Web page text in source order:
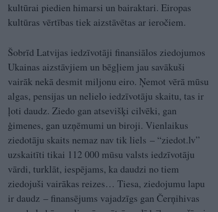
kultūrai piedien himarsi un bairaktari. Eiropas
kultūras vērtības tiek aizstāvētas ar ieročiem.
Šobrīd Latvijas iedzīvotāji finansiālos ziedojumos
Ukainas aizstāvjiem un bēgļiem jau savākuši
vairāk nekā desmit miljonu eiro. Ņemot vērā mūsu
algas, pensijas un nelielo iedzīvotāju skaitu, tas ir
ļoti daudz. Ziedo gan atsevišķi cilvēki, gan
ģimenes, gan uzņēmumi un biroji. Vienlaikus
ziedotāju skaits nemaz nav tik liels – “ziedot.lv”
uzskaitīti tikai 112 000 mūsu valsts iedzīvotāju
vārdi, turklāt, iespējams, ka daudzi no tiem
ziedojuši vairākas reizes… Tiesa, ziedojumu lapu
ir daudz – finansējums vajadzīgs gan Čerņihivas